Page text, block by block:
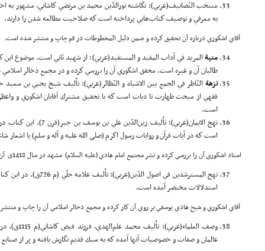
به معرفي و توصيف كتاب‌هايي پرداخته است كه صلاحیت مطالعه شدن را دارند.
آقاي اشكوري درباره آن تحقيق كرده و ضمن دليل المخطوطات در قم چاپ و منتشر شده است.
منيةالمريد في آداب المفيد و المستفيد(عربي): از شهيد ثاني است. موضوع
طالبان آن و غيره است. محقق اشكوري آن را بررسي كرده و در مجمع ذخائر اسلامي در سال 1402ق به چاپ
نزهة
فقهي از مبحث طهارت تا ديات است كه با تحقيق مشترك آقايان اشكوري و
است.
نهج ‌الايمان(عربي): تأليف
است كه در آيات قرآن و روايات رسول اكرم (صلی الله علیه و آله و سلم) يا اشعار
استاد اشكوري آن را بررسي كرده و نشر مجتمع امام هادي (علیه السلام) مشهد در سال 1418ق آن را چاپ و منتشر ساخته است.
نهج المسترشدين في اصول
استدلالات مختصر آمده است.
آقاي اشكوري و شيخ هادي يوسفي بر روي آن كار كرده و مجمع ذخائر اسلامي آن را چاپ و
وصف
عالمان و صفات و خصوصيات آنها آمده كه به سبك قديم نگارش يافته و پر از